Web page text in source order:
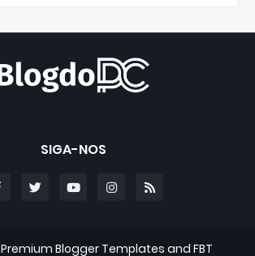
SIGA-NOS
Premium Blogger Templates and FBT